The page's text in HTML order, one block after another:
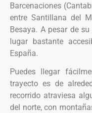
Barcenaciones
entre Santillana del
Besaya. A pesar de
lugar bastante
España.
Puedes llegar
trayecto es de
recorrido atraviesa
del norte, con